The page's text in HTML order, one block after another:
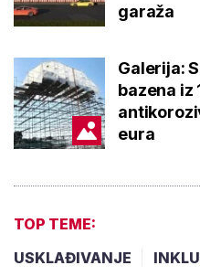
garaža
Galerija:
bazena iz
eura
TOP TEME:
USKLAĐIVANJE